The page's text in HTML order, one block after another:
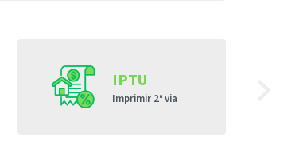
IPTU
Imprimir 2ª via